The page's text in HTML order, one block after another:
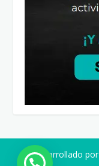
Desarrollado por